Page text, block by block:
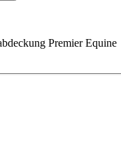
Premier Equine